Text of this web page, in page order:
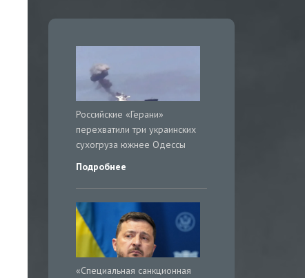
Российские «Герани»
перехватили три украинских
сухогруза южнее Одессы
Подробнее
«Специальная санкционная